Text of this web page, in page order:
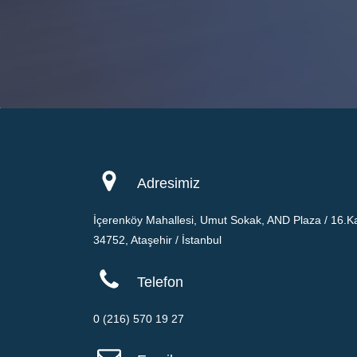
Adresimiz
İçerenköy Mahallesi, Umut Sokak, AND Plaza /
34752, Ataşehir / İstanbul
Telefon
0 (216) 570 19 27